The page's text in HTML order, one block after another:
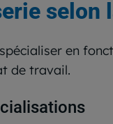
selon
en
de travail.